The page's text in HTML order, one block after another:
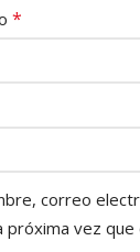
*
correo
próxima vez que